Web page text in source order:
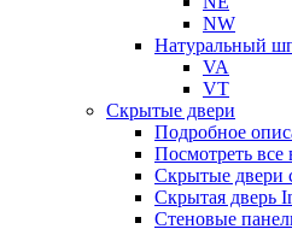
NW
Натуральный
VA
VT
Скрытые двери
Подробное
Посмотреть все
Скрытые двери
Скрытая дверь
Стеновые